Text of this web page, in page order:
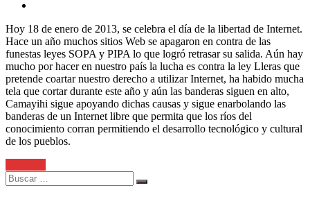
Hoy 18 de enero de 2013, se celebra el día de la libertad de Internet.
Hace un año muchos sitios Web se apagaron en contra de las
funestas leyes SOPA y PIPA lo que logró retrasar su salida. Aún hay
mucho por hacer en nuestro país la lucha es contra la ley Lleras que
pretende coartar nuestro derecho a utilizar Internet, ha habido mucha
tela que cortar durante este año y aún las banderas siguen en alto,
Camayihi sigue apoyando dichas causas y sigue enarbolando las
banderas de un Internet libre que permita que los ríos del
conocimiento corran permitiendo el desarrollo tecnológico y cultural
de los pueblos.
Search
for:
Search